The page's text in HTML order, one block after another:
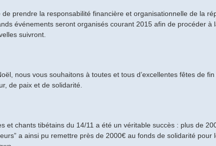
prendre la responsabilité financière et organisationnelle de la
événements seront organisés courant 2015 afin de procéder à
suivront.
nous vous souhaitons à toutes et tous d’excellentes fêtes de
de paix et de solidarité.
et chants tibétains du 14/11 a été un véritable succès : plus de
a ainsi pu remettre près de 2000€ au fonds de solidarité